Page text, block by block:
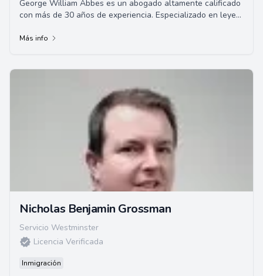
George William Abbes es un abogado altamente calificado
con más de 30 años de experiencia. Especializado en leyes
Más info
Nicholas Benjamin Grossman
Servicio Westminster
Licencia Verificada
Inmigración